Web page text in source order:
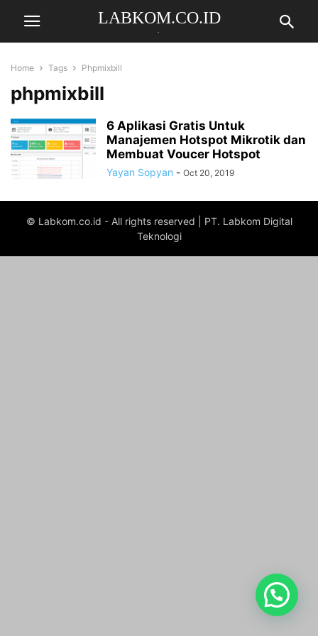
LABKOM.CO.ID
Home Tags Phpmixbill
phpmixbill
6 Aplikasi Gratis Untuk
Manajemen Hotspot Mikrotik dan
Membuat Voucer Hotspot
Yayan Sopyan - Oct 20, 2019
© Labkom.co.id - All rights reserved | PT. Labkom Digital
Teknologi